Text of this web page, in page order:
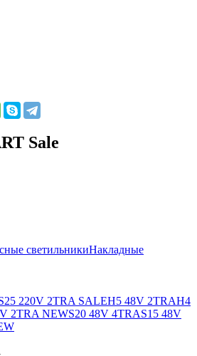
Sale
светильникиНакладные
220V 2TRA SALEH5 48V 2TRAH4
2TRA NEWS20 48V 4TRAS15 48V